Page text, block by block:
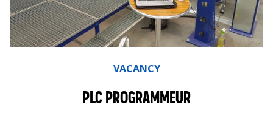
VACANCY
PLC PROGRAMMEUR